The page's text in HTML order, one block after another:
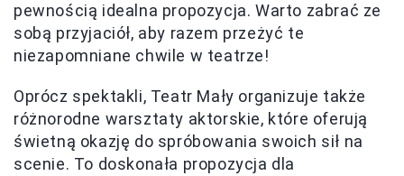
pewnością idealna propozycja. Warto zabrać ze
sobą przyjaciół, aby razem przeżyć te
niezapomniane chwile w teatrze!
Oprócz spektakli, Teatr Mały organizuje także
różnorodne warsztaty aktorskie, które oferują
świetną okazję do spróbowania swoich sił na
scenie. To doskonała propozycja dla